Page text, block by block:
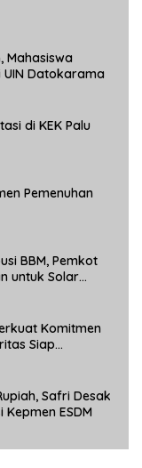
Mahasiswa
UIN Datokarama
di KEK Palu
Pemenuhan
BBM, Pemkot
untuk Solar
Komitmen
Siap
Safri Desak
ESDM